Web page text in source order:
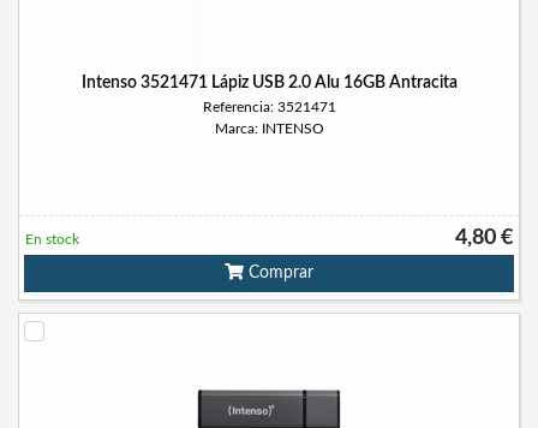
Intenso 3521471 Lápiz USB 2.0 Alu 16GB Antracita
Referencia: 3521471
Marca: INTENSO
4,80 €
En stock
Comprar